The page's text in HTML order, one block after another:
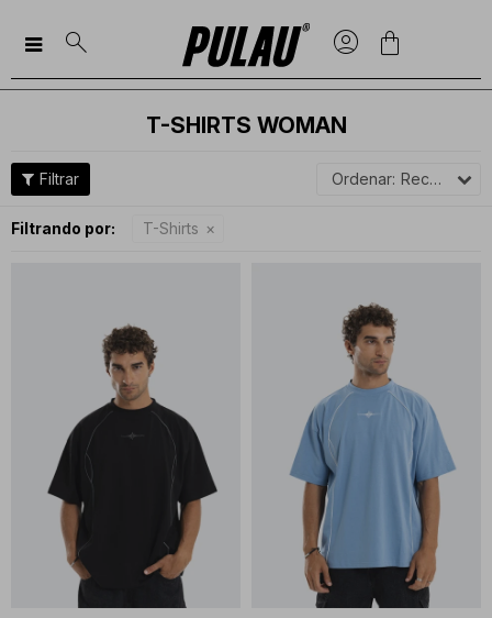

T-SHIRTS WOMAN
Recomendados
Filtrando por: T-Shirts